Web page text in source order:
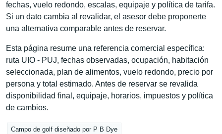
fechas, vuelo redondo, escalas, equipaje y política de tarifa.
Si un dato cambia al revalidar, el asesor debe proponerte
una alternativa comparable antes de reservar.
Esta página resume una referencia comercial específica:
ruta UIO - PUJ, fechas observadas, ocupación, habitación
seleccionada, plan de alimentos, vuelo redondo, precio por
persona y total estimado. Antes de reservar se revalida
disponibilidad final, equipaje, horarios, impuestos y política
de cambios.
Campo de golf diseñado por P B Dye